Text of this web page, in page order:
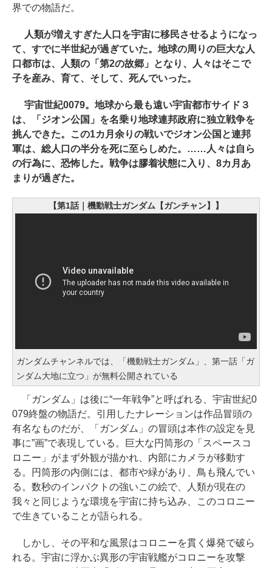
界での物語だ。
人類が増えすぎた人口を宇宙に移民させるようになっ
て、すでに半世紀が過ぎていた。地球の周りの巨大な人
口都市は、人類の「第2の故郷」となり、人々はそこで
子を産み、育て、そして、死んでいった。
宇宙世紀0079。地球から最も遠い宇宙都市サイド３
は、「ジオン公国」を名乗り地球連邦政府に独立戦争を
挑んできた。この1カ月余りの戦いでジオン公国と連邦
軍は、総人口の半分を死に至らしめた。……人々は自ら
の行為に、恐怖した。戦争は膠着状態に入り、8カ月あ
まりが過ぎた。
【第1話｜機動戦士ガンダム【ガンチャン】】
ガンダムチャンネルでは、「機動戦士ガンダム」、第一話「ガ
ンダム大地に立つ」が無料公開されている
「ガンダム」は後に“一年戦争”と呼ばれる、宇宙世紀0
079終盤の物語だ。引用したナレーションは作品冒頭の
有名なものだが、「ガンダム」の冒頭は本作の設定を見
事に”画”で表現している。巨大な円筒形の「スペースコ
ロニー」がまず外観が描かれ、内部にカメラが移動す
る。円筒形の内側には、都市や緑があり、鳥も飛んでい
る。数秒のインパクトの強いこの絵で、人類が現在の
我々と同じような環境を宇宙に持ち込み、このコロニー
で生きていることが語られる。
しかし、その平和な風景はコロニーを貫く爆発で破ら
れる。宇宙に浮かぶ異形の宇宙戦艦がコロニーを攻撃